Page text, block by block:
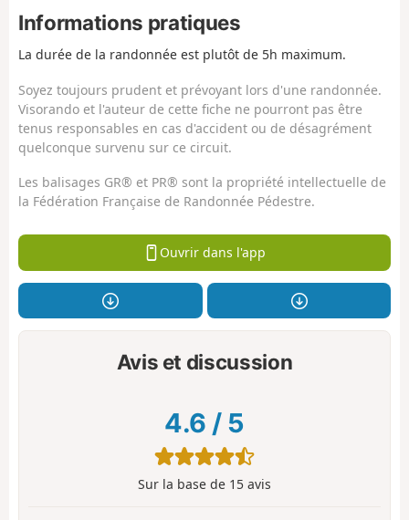
Informations pratiques
La durée de la randonnée est plutôt de 5h maximum.
Soyez toujours prudent et prévoyant lors d'une randonnée.
Visorando et l'auteur de cette fiche ne pourront pas être
tenus responsables en cas d'accident ou de désagrément
quelconque survenu sur ce circuit.
Les balisages GR® et PR® sont la propriété intellectuelle de
la Fédération Française de Randonnée Pédestre.
Ouvrir dans l'app
Avis et discussion
4.6 / 5
Sur la base de 15 avis